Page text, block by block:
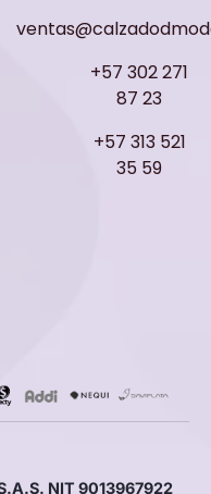
+57 302 271
87 23
+57 313 521
35 59
NIT 9013967922